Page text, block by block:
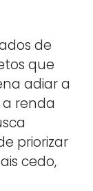
de
que
adiar a
renda
priorizar
cedo,